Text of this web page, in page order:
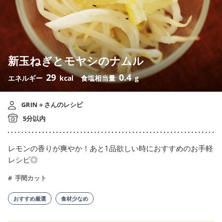
新玉ねぎとモヤシのナムル
エネルギー 29 kcal 食塩相当量0.4 g
GRIN＋さんのレシピ
5分以内
レモンの香りが爽やか！あと1品欲しい時におすすめのお手軽
レシピ◎
手間カット
おすすめ厳選 食材少なめ